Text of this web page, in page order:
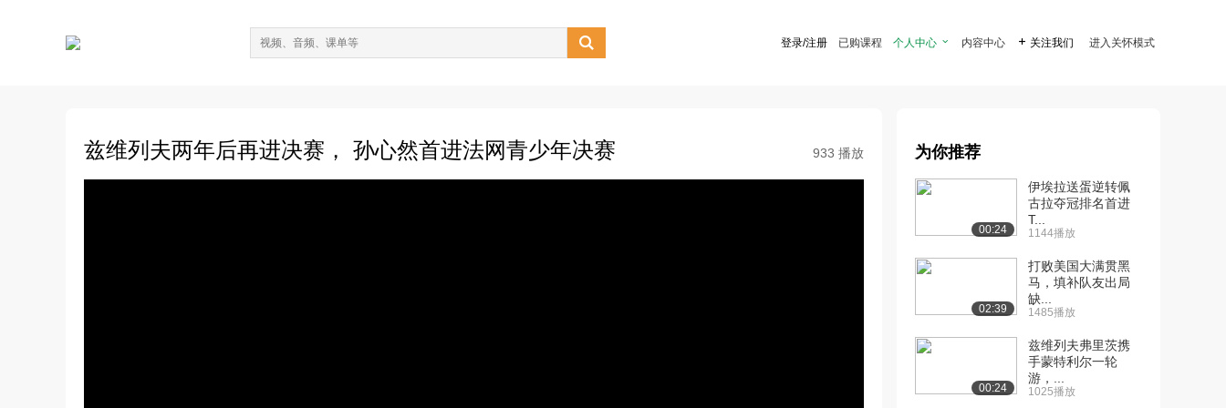
 登录/注册 已购课程 个人中心  内容中心  关注我们 进入关怀模式
兹维列夫两年后再进决赛， 孙心然首进法网青少年决赛 933 播放 为你推荐
00:24
伊埃拉送蛋逆转佩
古拉夺冠排名首进
T...
1144播放
02:39
打败美国大满贯黑
马，填补队友出局
缺...
1485播放
00:24
兹维列夫弗里茨携
手蒙特利尔一轮
游，...
1025播放